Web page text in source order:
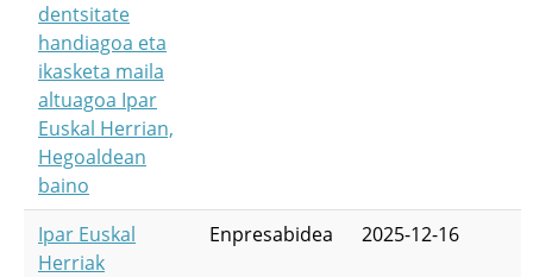
dentsitate
handiagoa eta
ikasketa maila
altuagoa Ipar
Euskal Herrian,
Hegoaldean
baino
Ipar Euskal
Herriak
Enpresabidea 2025-12-16